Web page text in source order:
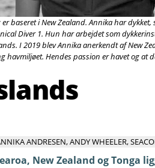
baseret i New Zealand. Annika har
Diver 1. Hun har arbejdet som
I 2019 blev Annika anerkendt af New
Hendes passion er havet og at
ANDRESEN, ANDY WHEELER,
New Zealand og Tonga